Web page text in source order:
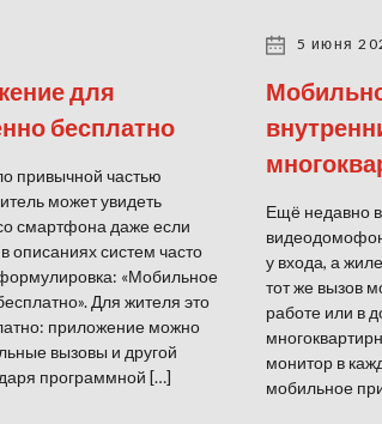
для
бесплатно
привычной частью
может увидеть
смартфона даже если
описаниях систем часто
«Мобильное
Для жителя это
приложение можно
вызовы и другой
программной […]
5 июня
Ещё недавно
у входа, а
тот же вызов
работе или в
монитор в
мобильное